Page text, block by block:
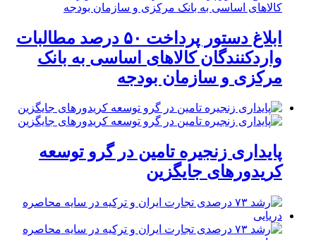
ابلاغ دستور پرداخت ۵۰ درصد مطالبات
واردکنندگان کالاهای اساسی به بانک
مرکزی و سازمان بودجه
پایداری زنجیره تامین در گرو توسعه
کریدورهای جایگزین